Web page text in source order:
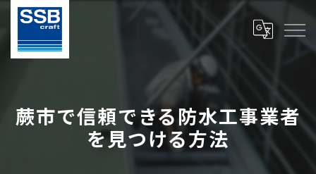
蕨市で信頼できる防水工事業者
を見つける方法